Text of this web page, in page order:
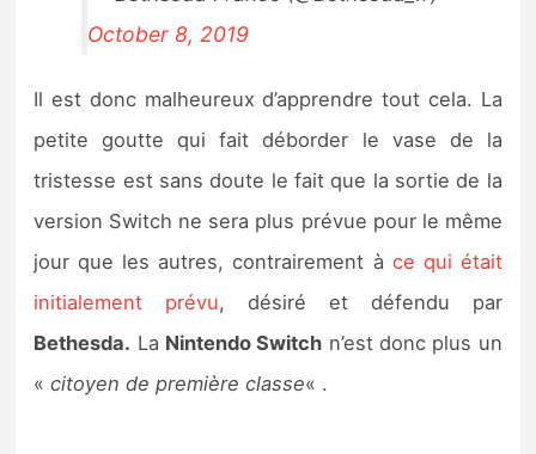
October 8, 2019
Il est donc malheureux d’apprendre tout cela. La
petite goutte qui fait déborder le vase de la
tristesse est sans doute le fait que la sortie de la
version Switch ne sera plus prévue pour le même
jour que les autres, contrairement à ce qui était
initialement prévu, désiré et défendu par
Bethesda. La Nintendo Switch n’est donc plus un
«citoyen de première classe« .